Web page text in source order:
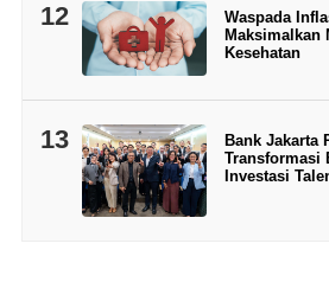
12
Waspada
Maksimalkan
Kesehatan
13
Bank Jakarta
Transformasi
Investasi